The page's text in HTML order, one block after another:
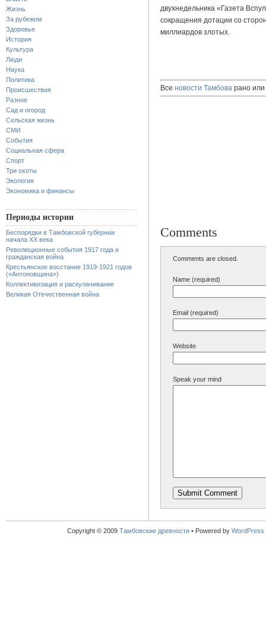
Жизнь
За рубежом
Здоровье
История
Культура
Люди
Наука
Политика
Происшествия
Разное
Сад и огород
Сельская жизнь
СМИ
События
Социальная сфера
Спорт
Три охоты
Экология
Экономика и финансы
Периоды истории
Беспорядки в Тамбовской губернии
начала XX века
Революционные события 1917 года и
гражданская война
Крестьянское восстание 1919-1921 годов
(«Антоновщина»)
Коллективизация и раскулачивание
Великая Отечественная война
двухнедельника «Газета
сокращения дотации со
миллиардов злотых.
Все новости Тамбова рано или
Comments
Comments are closed.
Name (required)
Email (required)
Website
Speak your mind
Copyright © 2009 Тамбовские древности • Powered by WordPress